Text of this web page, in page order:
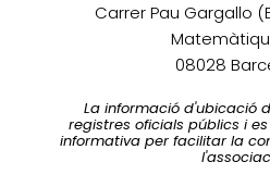
Carrer Pau Gargallo
08028
La informació d'ubicació
registres oficials públics i
informativa per facilitar la